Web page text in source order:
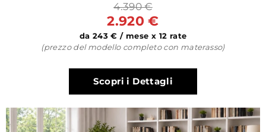
4.390 €
2.920 €
da 243 € / mese x 12 rate
(prezzo del modello completo con materasso)
Scopri i Dettagli